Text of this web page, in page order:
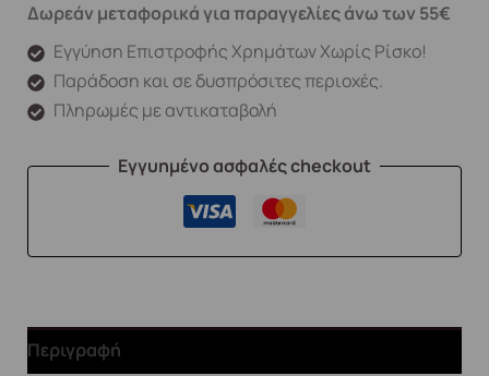
Δωρεάν μεταφορικά για παραγγελίες άνω των 55€
Εγγύηση Επιστροφής Χρημάτων Χωρίς Ρίσκο!
Παράδοση και σε δυσπρόσιτες περιοχές.
Πληρωμές με αντικαταβολή
Εγγυημένο ασφαλές checkout
Περιγραφή